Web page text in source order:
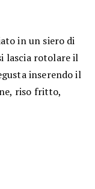
in un siero di
lascia rotolare il
inserendo il
riso fritto,